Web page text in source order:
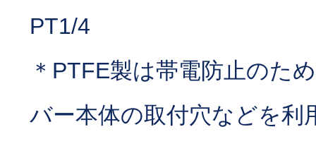
PT1/4
＊PTFE製は帯電防止のた
バー本体の取付穴などを利